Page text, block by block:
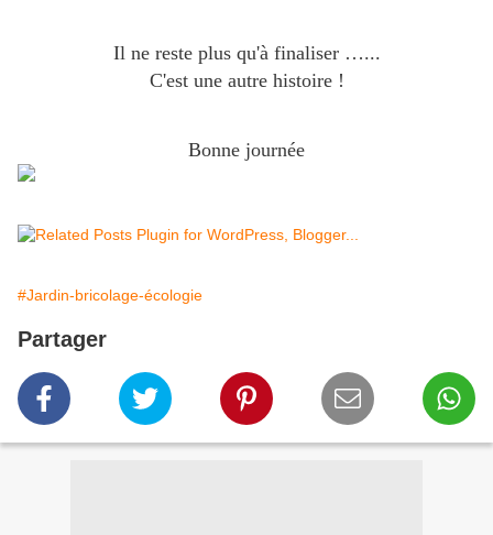
Il ne reste plus qu'à finaliser …...
C'est une autre histoire !
Bonne journée
#Jardin-bricolage-écologie
Partager